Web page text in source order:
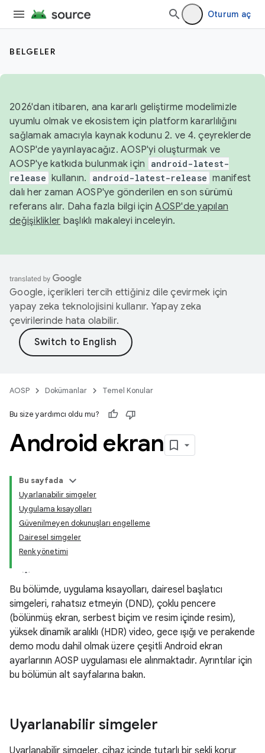
Oturum aç
BELGELER
2026'dan itibaren, ana kararlı geliştirme modelimizle
uyumlu olmak ve ekosistem için platform kararlılığını
sağlamak amacıyla kaynak kodunu 2. ve 4. çeyreklerde
AOSP'de yayınlayacağız. AOSP'yi oluşturmak ve
AOSP'ye katkıda bulunmak için
android-latest-
release kullanın. android-latest-release manifest
dalı her zaman AOSP'ye gönderilen en son sürümü
referans alır. Daha fazla bilgi içinAOSP'de yapılan
değişiklikler başlıklı makaleyi inceleyin.
Google, içerikleri tercih ettiğiniz dile çevirmek için
yapay zeka teknolojisini kullanır. Yapay zeka
çevirilerinde hata olabilir.
AOSP Dokümanlar Temel Konular
Bu size yardımcı oldu mu?
Android ekran
Bu sayfada
Uyarlanabilir simgeler
Uygulama kısayolları
Güvenilmeyen dokunuşları engelleme
Dairesel simgeler
Renk yönetimi
Bu bölümde, uygulama kısayolları, dairesel başlatıcı
simgeleri, rahatsız etmeyin (DND), çoklu pencere
(bölünmüş ekran, serbest biçim ve resim içinde resim),
yüksek dinamik aralıklı (HDR) video, gece ışığı ve perakende
demo modu dahil olmak üzere çeşitli Android ekran
ayarlarının AOSP uygulaması ele alınmaktadır. Ayrıntılar için
bu bölümün alt sayfalarına bakın.
Uyarlanabilir simgeler
Uyarlanabilir simgeler, cihaz içinde tutarlı bir şekli korur